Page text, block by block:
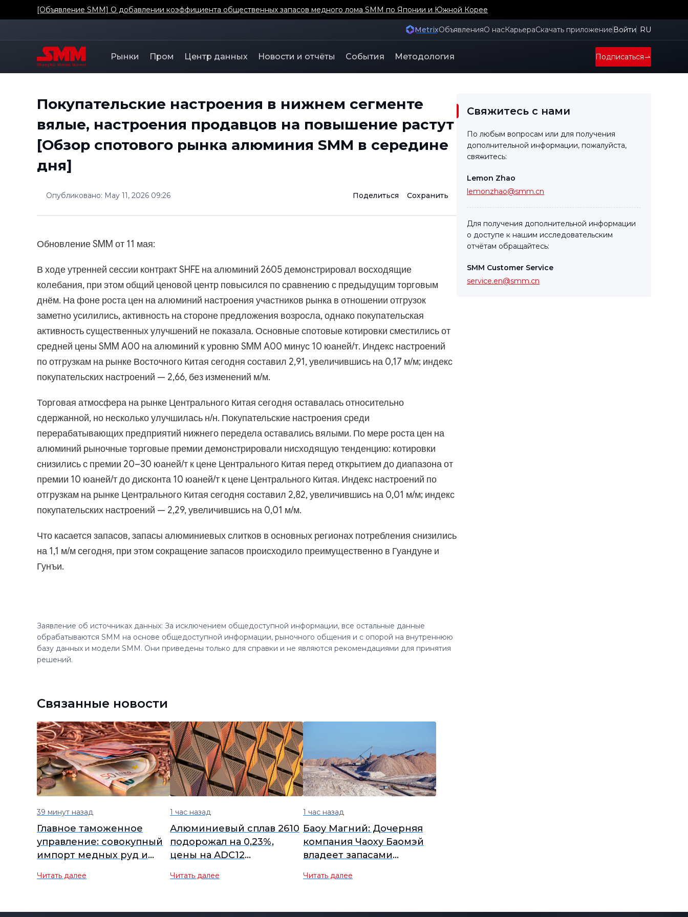
[Объявление SMM] О добавлении коэффициента общественных запасов медного лома SMM по Японии и Южной Корее
MetrixОбъявленияО насКарьераСкачать приложение Войти RU
Рынки Пром Центр данных Новости и отчёты События Методология Подписаться
Покупательские настроения в нижнем сегменте
вялые, настроения продавцов на повышение растут
[Обзор спотового рынка алюминия SMM в середине
дня]
Опубликовано: May 11, 2026 09:26 Поделиться Сохранить
Обновление SMM от 11 мая:
В ходе утренней сессии контракт SHFE на алюминий 2605 демонстрировал восходящие
колебания, при этом общий ценовой центр повысился по сравнению с предыдущим торговым
днём. На фоне роста цен на алюминий настроения участников рынка в отношении отгрузок
заметно усилились, активность на стороне предложения возросла, однако покупательская
активность существенных улучшений не показала. Основные спотовые котировки сместились от
средней цены SMM A00 на алюминий к уровню SMM A00 минус 10 юаней/т. Индекс настроений
по отгрузкам на рынке Восточного Китая сегодня составил 2,91, увеличившись на 0,17 м/м; индекс
покупательских настроений — 2,66, без изменений м/м.
Торговая атмосфера на рынке Центрального Китая сегодня оставалась относительно
сдержанной, но несколько улучшилась н/н. Покупательские настроения среди
перерабатывающих предприятий нижнего передела оставались вялыми. По мере роста цен на
алюминий рыночные торговые премии демонстрировали нисходящую тенденцию: котировки
снизились с премии 20–30 юаней/т к цене Центрального Китая перед открытием до диапазона от
премии 10 юаней/т до дисконта 10 юаней/т к цене Центрального Китая. Индекс настроений по
отгрузкам на рынке Центрального Китая сегодня составил 2,82, увеличившись на 0,01 м/м; индекс
покупательских настроений — 2,29, увеличившись на 0,01 м/м.
Что касается запасов, запасы алюминиевых слитков в основных регионах потребления снизились
на 1,1 м/м сегодня, при этом сокращение запасов происходило преимущественно в Гуандуне и
Гунъи.
Заявление об источниках данных: За исключением общедоступной информации, все остальные данные
обрабатываются SMM на основе общедоступной информации, рыночного общения и с опорой на внутреннюю
базу данных и модели SMM. Они приведены только для справки и не являются рекомендациями для принятия
решений.
Связанные новости
39 минут назад
Главное таможенное
управление: совокупный
импорт медных руд и
снизился на 1,8% в
Читать далее
1 час назад
Алюминиевый сплав 2610
подорожал на 0,23%,
цены на ADC12
слабого спроса
Читать далее
1 час назад
Баоу Магний: Дочерняя
компания Чаоху Баомэй
владеет запасами
объёме 90 миллионов
Читать далее
Свяжитесь с нами
По любым вопросам или для получения
дополнительной информации, пожалуйста,
свяжитесь:
Lemon Zhao
lemonzhao@smm.cn
Для получения дополнительной информации
о доступе к нашим исследовательским
отчётам обращайтесь:
SMM Customer Service
service.en@smm.cn